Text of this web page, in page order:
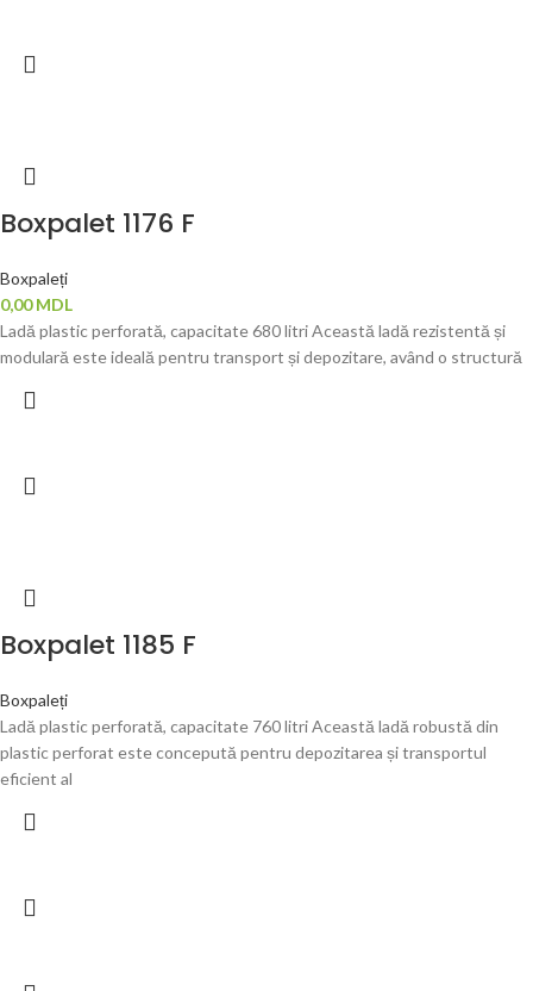
Boxpalet 1176 F
Boxpaleți
0,00MDL
Ladă plastic perforată, capacitate 680 litri Această ladă rezistentă și
modulară este ideală pentru transport și depozitare, având o structură
Boxpalet 1185 F
Boxpaleți
Ladă plastic perforată, capacitate 760 litri Această ladă robustă din
plastic perforat este concepută pentru depozitarea și transportul
eficient al